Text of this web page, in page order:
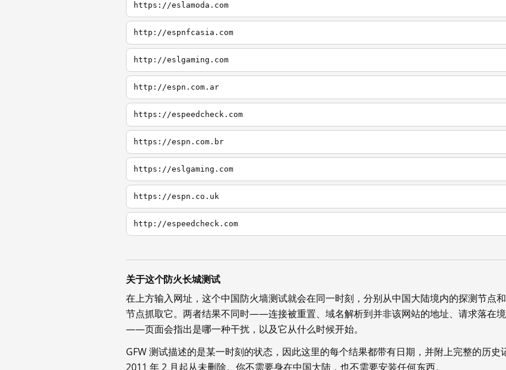
https://eslamoda.com
http://espnfcasia.com
http://eslgaming.com
http://espn.com.ar
https://espeedcheck.com
https://espn.com.br
https://eslgaming.com
https://espn.co.uk
http://espeedcheck.com
关于这个防火长城测试
在上方输入网址，这个中国防火墙测试就会在同一时刻，分别从中国大陆境内的探测节点
节点抓取它。两者结果不同时——连接被重置、域名解析到并非该网站的地址、请求落在
——页面会指出是哪一种干扰，以及它从什么时候开始。
GFW 测试描述的是某一时刻的状态，因此这里的每个结果都带有日期，并附上完整的历史
2011 年 2 月起从未删除。你不需要身在中国大陆，也不需要安装任何东西。